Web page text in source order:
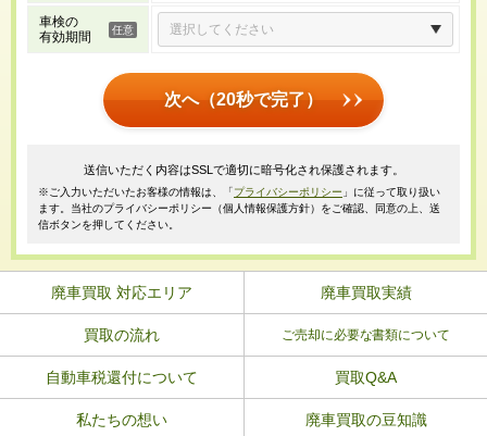
車検の
有効期間
次へ（20秒で完了）
送信いただく内容はSSLで適切に暗号化され保護されます。
※ご入力いただいたお客様の情報は、「プライバシーポリシー 」に従って取り扱い
ます。当社のプライバシーポリシー（個人情報保護方針）をご確認、同意の上、送
信ボタンを押してください。
廃車買取 対応エリア 廃車買取実績
買取の流れ ご売却に必要な書類について
自動車税還付について 買取Q&A
私たちの想い 廃車買取の豆知識